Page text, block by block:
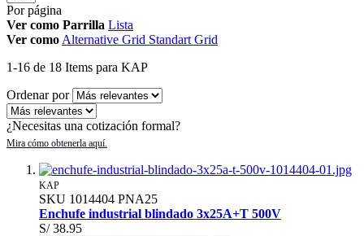
Por página
Ver como Parrilla Lista
Ver como Alternative Grid Standart Grid
1-16 de 18 Items para KAP
Ordenar por
¿Necesitas una cotización formal?
KAP
SKU 1014404 PNA25
Enchufe industrial blindado 3x25A+T 500V
S/ 38.95